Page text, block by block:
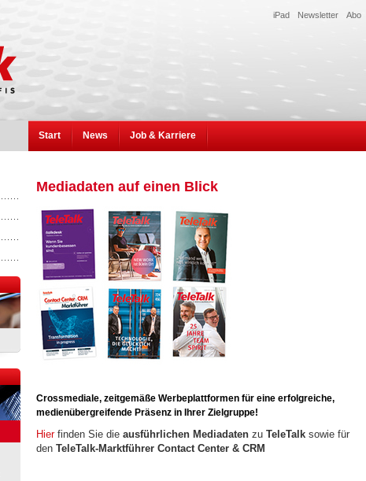
Abo
Newsletter
iPad
Start News Job & Karriere
Mediadaten auf einen Blick
Crossmediale, zeitgemäße Werbeplattformen für eine erfolgreiche,
medienübergreifende Präsenz in Ihrer Zielgruppe!
Hier finden Sie die ausführlichen Mediadaten zu TeleTalk sowie für
den TeleTalk-Marktführer Contact Center & CRM